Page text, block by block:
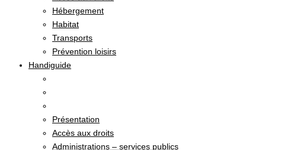
Hébergement
Habitat
Transports
Prévention loisirs
Handiguide
Présentation
Accès aux droits
Administrations – services publics